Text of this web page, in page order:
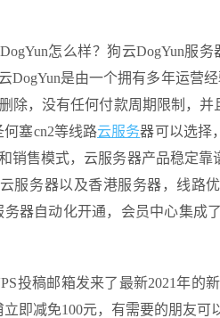
怎么样？狗云DogYun服务
DogYun是由一个拥有多年运营
除，没有任何付款周期限制，并
塞cn2等线路云服务器可以选择
销售模式，云服务器产品稳定
云服务器以及香港服务器，线路
务器自动化开通，会员中心集
投稿邮箱发来了最新2021年
即减免100元，有需要的朋友可